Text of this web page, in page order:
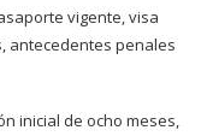
vigente, visa
antecedentes penales
inicial de ocho meses,